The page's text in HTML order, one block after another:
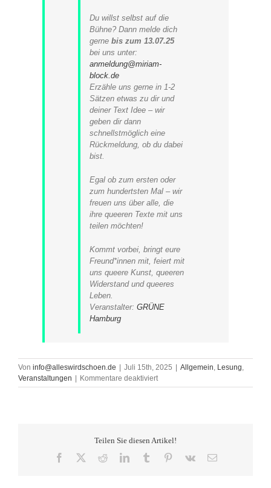
Du willst selbst auf die
Bühne? Dann melde dich
gerne bis zum 13.07.25
bei uns unter:
anmeldung@miriam-
block.de
Erzähle uns gerne in 1-2
Sätzen etwas zu dir und
deiner Text Idee – wir
geben dir dann
schnellstmöglich eine
Rückmeldung, ob du dabei
bist.
Egal ob zum ersten oder
zum hundertsten Mal – wir
freuen uns über alle, die
ihre queeren Texte mit uns
teilen möchten!
Kommt vorbei, bringt eure
Freund*innen mit, feiert mit
uns queere Kunst, queeren
Widerstand und queeres
Leben.
Veranstalter: GRÜNE
Hamburg
Von info@alleswirdschoen.de Juli 15th, 2025 Allgemein, Lesung,
Veranstaltungen
Kommentare deaktiviertfür
Queerer
der
Pride
Teilen Sie diesen Artikel!
Facebook RedditLinkedInTumblr Pinterest
Vk
E-